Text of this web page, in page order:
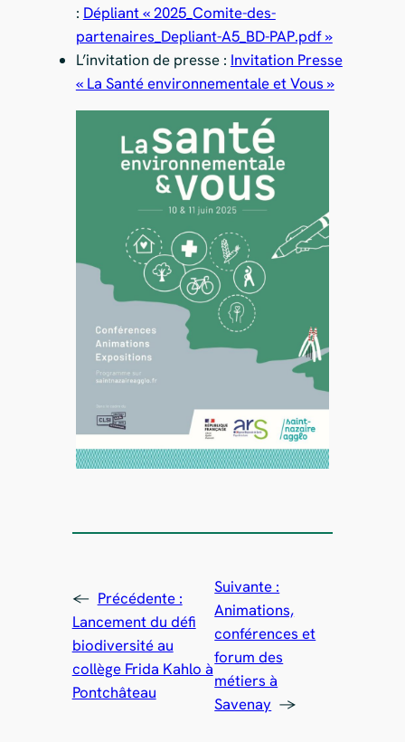
: Dépliant « 2025_Comite-des-
partenaires_Depliant-A5_BD-PAP.pdf »
L’invitation de presse : Invitation Presse
« La Santé environnementale et Vous »
← Précédente :
Lancement du défi
biodiversité au
collège Frida Kahlo à
Pontchâteau
Suivante :
Animations,
conférences et
forum des
métiers à
Savenay →